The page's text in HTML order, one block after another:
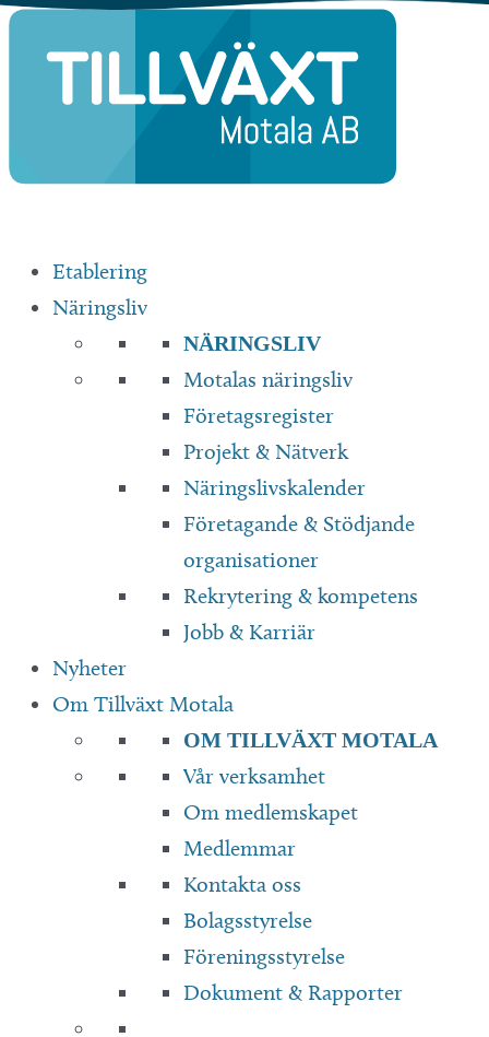
Hoppa
innehåll
Etablering
Näringsliv
NÄRINGSLIV
Motalas näringsliv
Företagsregister
Projekt & Nätverk
Näringslivskalender
Företagande & Stödjande
organisationer
Rekrytering & kompetens
Jobb & Karriär
Nyheter
Om Tillväxt Motala
OM TILLVÄXT MOTALA
Vår verksamhet
Om medlemskapet
Medlemmar
Kontakta oss
Bolagsstyrelse
Föreningsstyrelse
Dokument & Rapporter